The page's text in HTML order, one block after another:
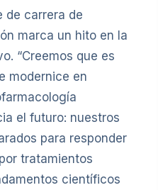
de carrera de
marca un hito en la
“Creemos que es
modernice en
el futuro: nuestros
para responder
tratamientos
científicos